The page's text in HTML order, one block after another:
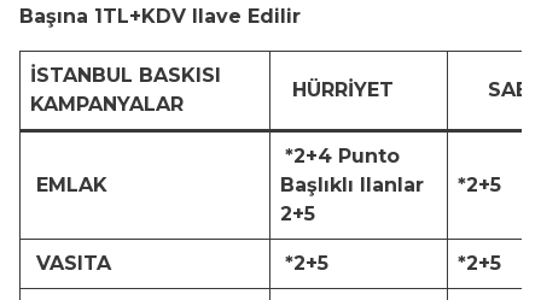
Başına 1TL+KDV Ilave Edilir
İSTANBUL BASKISI
KAMPANYALAR
HÜRRİYET
EMLAK
*2+4 Punto
Başlıklı Ilanlar
2+5
*2+5
VASITA *2+5 *2+5